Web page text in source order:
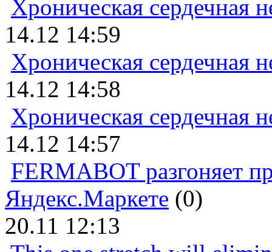
Хроническая сердечная
14.12 14:59
Хроническая сердечная
14.12 14:58
Хроническая сердечная
14.12 14:57
FERMABOT разгоняет
Яндекс.Маркете (0)
20.11 12:13